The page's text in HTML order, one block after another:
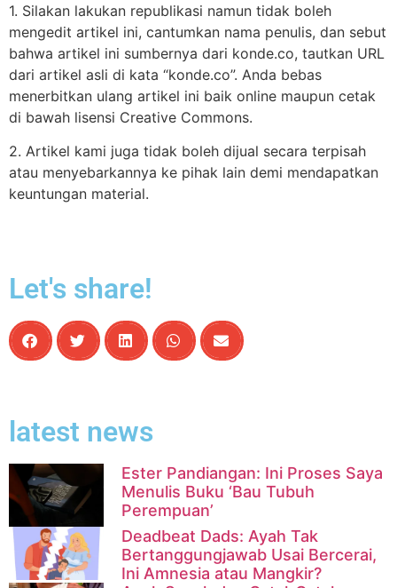
1. Silakan lakukan republikasi namun tidak boleh
mengedit artikel ini, cantumkan nama penulis, dan sebut
bahwa artikel ini sumbernya dari konde.co, tautkan URL
dari artikel asli di kata “konde.co”. Anda bebas
menerbitkan ulang artikel ini baik online maupun cetak
di bawah lisensi Creative Commons.
2. Artikel kami juga tidak boleh dijual secara terpisah
atau menyebarkannya ke pihak lain demi mendapatkan
keuntungan material.
Let's share!
latest news
Ester Pandiangan: Ini Proses Saya
Menulis Buku ‘Bau Tubuh
Perempuan’
Deadbeat Dads: Ayah Tak
Bertanggungjawab Usai Bercerai,
Ini Amnesia atau Mangkir?